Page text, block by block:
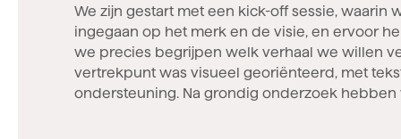
We zijn gestart met een kick-off sessie, waarin
ingegaan op het merk en de visie, en ervoor
we precies begrijpen welk verhaal we willen
vertrekpunt was visueel georiënteerd, met
ondersteuning. Na grondig onderzoek hebben
gecreëerd om te bepalen welke richting we wilden
de website. Nadat we onze visie tot leven
wireframes, hebben we de website ontworpen